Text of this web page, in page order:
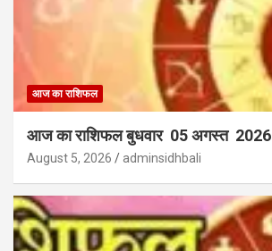
आज का राशिफल
आज का राशिफल बुधवार 05 अगस्त 2026
August 5, 2026 adminsidhbali